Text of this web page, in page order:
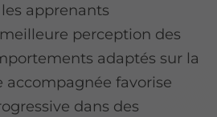
apprenants
perception des
adaptés sur la
accompagnée favorise
dans des